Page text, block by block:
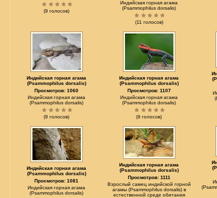
(9 голосов)
Индийская горная агама
(Psammophilus dorsalis)
(11 голосов)
Индийская горная агама
(Psammophilus dorsalis)
Просмотров: 1060
Индийская горная агама
(Psammophilus dorsalis)
(9 голосов)
Индийская горная агама
(Psammophilus dorsalis)
Просмотров: 1107
Индийская горная агама
(Psammophilus dorsalis)
(9 голосов)
Индийская горная агама
(Psammophilus dorsalis)
Просмотров: 1081
Индийская горная агама
(Psammophilus dorsalis)
Индийская горная агама
(Psammophilus dorsalis)
Просмотров: 1111
Взрослый самец индийской горной
агамы (Psammophilus dorsalis) в
естественной среде обитания